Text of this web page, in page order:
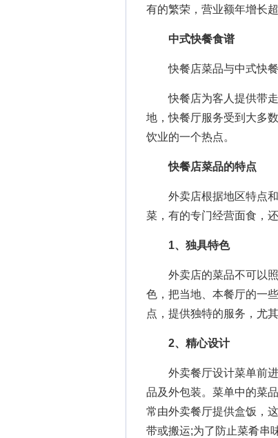
有的繁荣，营业额年增长超
中式快餐食谱
快餐店菜品与中式快餐
快餐店为客人提供带走
地，快餐厅服务受到大多
饮业的一个热点。
快餐店菜品的特点
外卖店根据地区特点和
菜，有的专门经营面食，
1、独具特色
外卖店的菜品不可以照
色，把当地、本餐厅的一
点，提供独特的服务，尤
2、精心设计
外卖餐厅设计菜单前进
品及外包装。菜单中的菜
常由外卖餐厅提供盒饭，
带或搬运;为了防止菜肴串